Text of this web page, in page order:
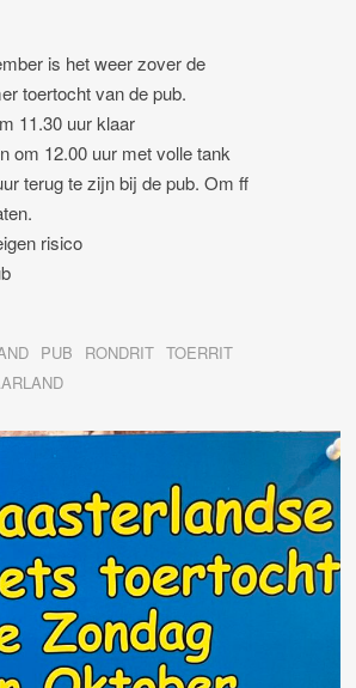
is het weer zover de
toertocht van de pub.
11.30 uur klaar
om 12.00 uur met volle tank
terug te zijn bij de pub. Om ff
risico
PUB RONDRIT TOERRIT